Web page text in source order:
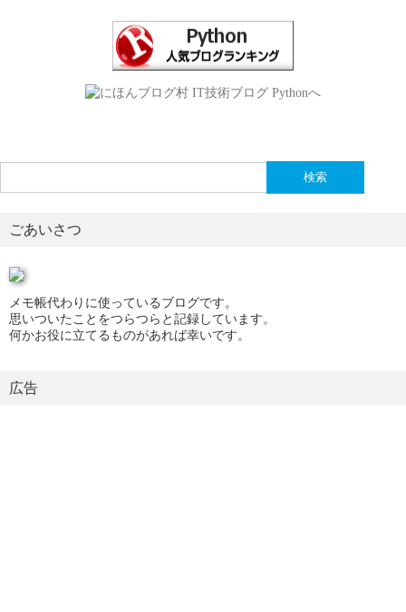
索:
ごあいさつ
メモ帳代わりに使っているブログです。
思いついたことをつらつらと記録しています。
何かお役に立てるものがあれば幸いです。
広告